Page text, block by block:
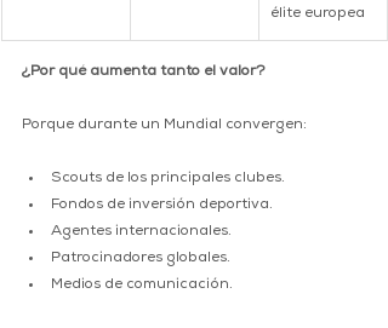
élite europea
¿Por qué aumenta tanto el valor?
Porque durante un Mundial convergen:
Scouts de los principales clubes.
Fondos de inversión deportiva.
Agentes internacionales.
Patrocinadores globales.
Medios de comunicación.